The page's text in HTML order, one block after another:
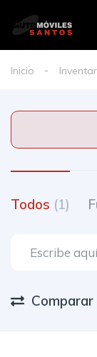
Inicio
Todos (1)
Comparar